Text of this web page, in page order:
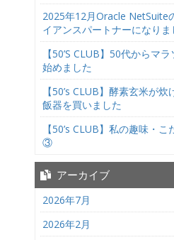
2025年12月Oracle NetSuite
イアンスパートナーになりま
【50’S CLUB】50代からマ
始めました
【50’s CLUB】酵素玄米が炊
飯器を買いました
【50’s CLUB】私の趣味・こ
③
アーカイブ
2026年7月
2026年2月